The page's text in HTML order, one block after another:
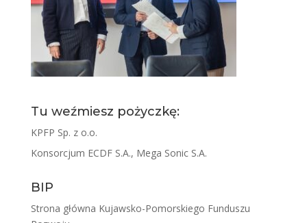
Tu weźmiesz pożyczkę:
KPFP Sp. z o.o.
Konsorcjum ECDF S.A., Mega Sonic S.A.
BIP
Strona główna Kujawsko-Pomorskiego Funduszu